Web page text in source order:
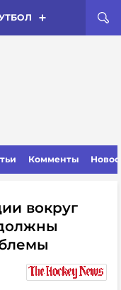
Комменты
вокруг